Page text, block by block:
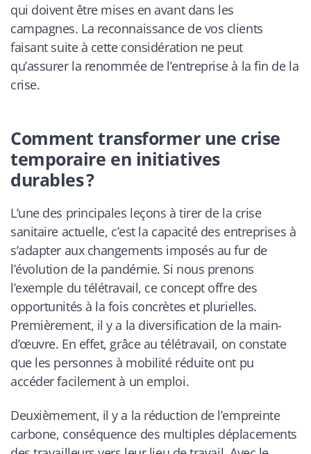
qui doivent être mises en avant dans les
campagnes. La reconnaissance de vos clients
faisant suite à cette considération ne peut
qu’assurer la renommée de l’entreprise à la fin de la
crise.
Comment transformer une crise
temporaire en initiatives
durables ?
L’une des principales leçons à tirer de la crise
sanitaire actuelle, c’est la capacité des entreprises à
s’adapter aux changements imposés au fur de
l’évolution de la pandémie. Si nous prenons
l’exemple du télétravail, ce concept offre des
opportunités à la fois concrètes et plurielles.
Premièrement, il y a la diversification de la main-
d’œuvre. En effet, grâce au télétravail, on constate
que les personnes à mobilité réduite ont pu
accéder facilement à un emploi.
Deuxièmement, il y a la réduction de l’empreinte
carbone, conséquence des multiples déplacements